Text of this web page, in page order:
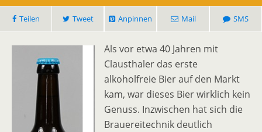
Teilen Tweet Anpinnen Mail SMS
Als vor etwa 40 Jahren mit
Clausthaler das erste
alkoholfreie Bier auf den Markt
kam, war dieses Bier wirklich kein
Genuss. Inzwischen hat sich die
Brauereitechnik deutlich